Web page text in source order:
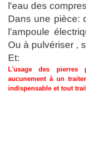
l'eau des
Dans une pièce:
l'ampoule
Ou à pulvériser ,
Et:
L'usage des pierres
aucunement à un
indispensable et tout